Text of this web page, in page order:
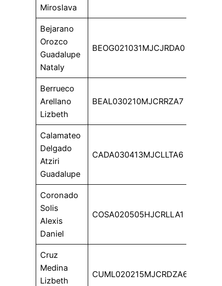
Miroslava
Bejarano
Orozco
Guadalupe
Nataly
BEOG021031MJCJRDA0
Berrueco
Arellano
Lizbeth
BEAL030210MJCRRZA7
Calamateo
Delgado
Atziri
Guadalupe
CADA030413MJCLLTA6
Coronado
Solis
Alexis
Daniel
COSA020505HJCRLLA1
Cruz
Medina
Lizbeth
CUML020215MJCRDZA6